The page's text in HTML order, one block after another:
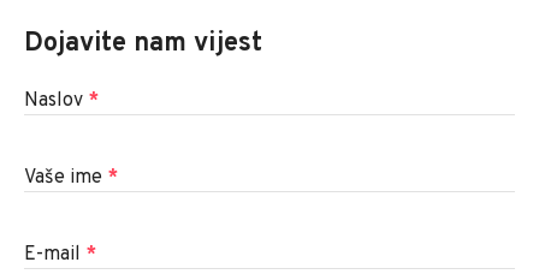
Dojavite nam vijest
Naslov *
Vaše ime *
E-mail *